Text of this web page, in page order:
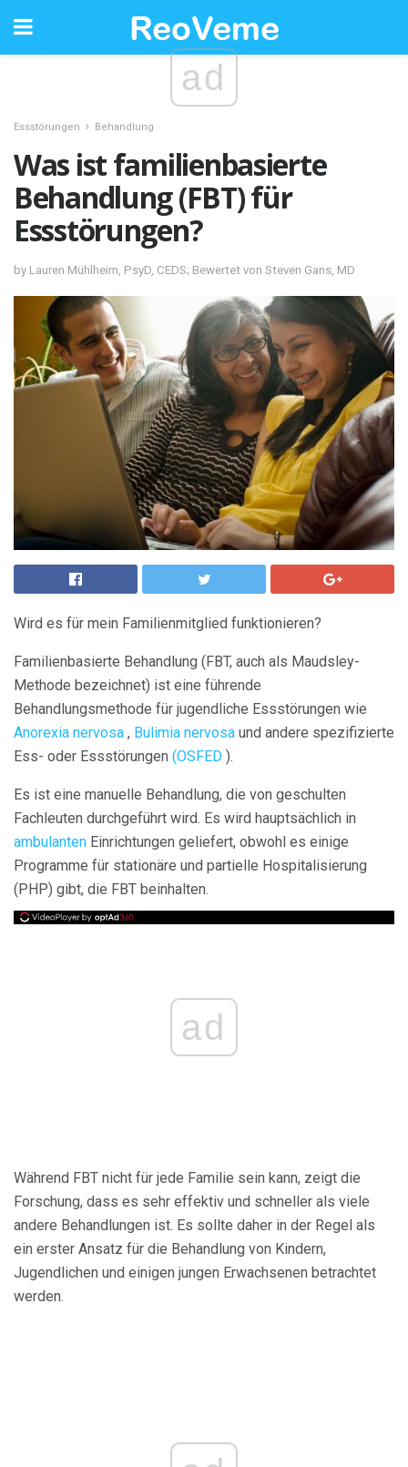
ad
Essstörungen Behandlung
Was ist familienbasierte
Behandlung (FBT) für
Essstörungen?
by Lauren Mühlheim, PsyD, CEDS; Bewertet von Steven Gans, MD
Wird es für mein Familienmitglied funktionieren?
Familienbasierte Behandlung (FBT, auch als Maudsley-
Methode bezeichnet) ist eine führende
Behandlungsmethode für jugendliche Essstörungen wie
Anorexia nervosa , Bulimia nervosa und andere spezifizierte
Ess- oder Essstörungen (OSFED ).
Es ist eine manuelle Behandlung, die von geschulten
Fachleuten durchgeführt wird. Es wird hauptsächlich in
ambulanten Einrichtungen geliefert, obwohl es einige
Programme für stationäre und partielle Hospitalisierung
(PHP) gibt, die FBT beinhalten.
ad
Während FBT nicht für jede Familie sein kann, zeigt die
Forschung, dass es sehr effektiv und schneller als viele
andere Behandlungen ist. Es sollte daher in der Regel als
ein erster Ansatz für die Behandlung von Kindern,
Jugendlichen und einigen jungen Erwachsenen betrachtet
werden.